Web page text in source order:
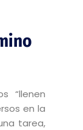
“llenen
en la
tarea,